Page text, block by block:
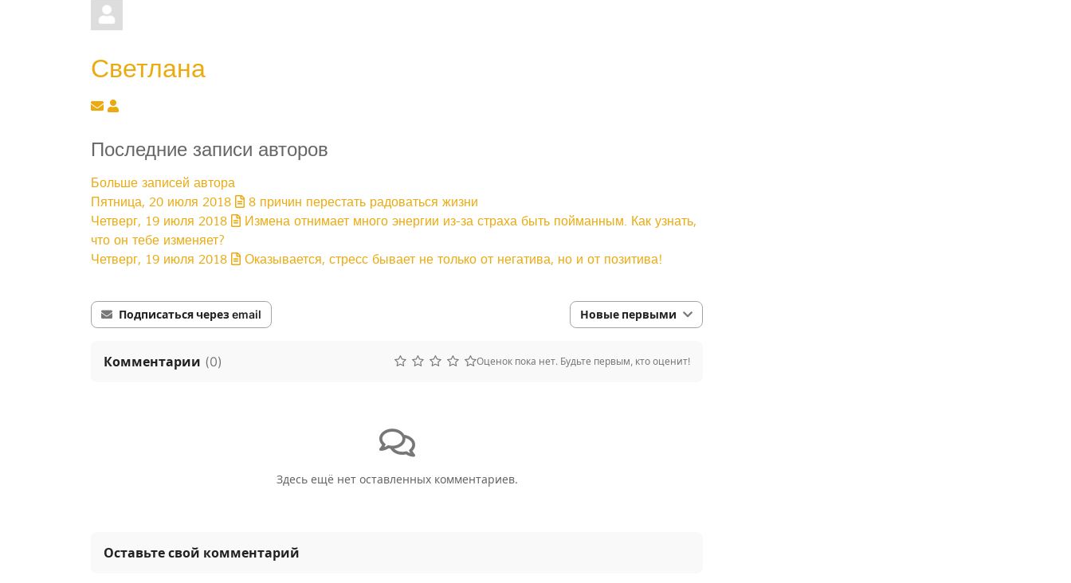
Светлана
Подписаться на обновление автора
Светлана
Последние записи авторов
Больше записей автора
Пятница, 20 июля 2018
8 причин перестать радоваться жизни
Четверг, 19 июля 2018
Измена отнимает много энергии из-за страха быть пойманным. Как узнать,
что он тебе изменяет?
Четверг, 19 июля 2018
Оказывается, стресс бывает не только от негатива, но и от позитива!
Подписаться через email Новые первыми
Комментарии (0) Оценок пока нет. Будьте первым, кто оценит!
Здесь ещё нет оставленных комментариев.
Оставьте свой комментарий